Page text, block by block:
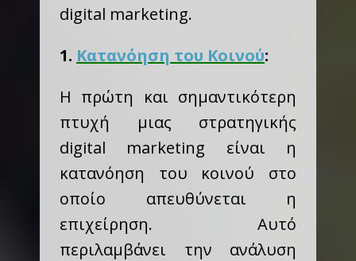
digital marketing.
1. Κατανόηση του Κοινού:
Η πρώτη και σημαντικότερη
πτυχή μιας στρατηγικής
digital marketing είναι η
κατανόηση του κοινού στο
οποίο απευθύνεται η
επιχείρηση. Αυτό
περιλαμβάνει την ανάλυση